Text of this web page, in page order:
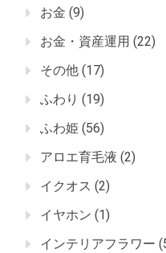
お金 (9)
お金・資産運用 (22)
その他 (17)
ふわり (19)
ふわ姫 (56)
アロエ育毛液 (2)
イクオス (2)
イヤホン (1)
インテリアフラワー